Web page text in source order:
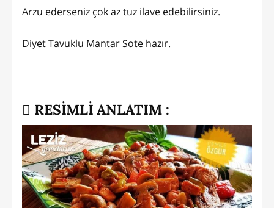
Arzu ederseniz çok az tuz ilave edebilirsiniz.
Diyet Tavuklu Mantar Sote hazır.
RESİMLİ ANLATIM :